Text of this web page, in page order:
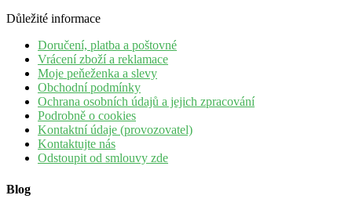
Důležité informace
Doručení, platba a poštovné
Vrácení zboží a reklamace
Moje peňeženka a slevy
Obchodní podmínky
Ochrana osobních údajů a jejich zpracování
Podrobně o cookies
Kontaktní údaje (provozovatel)
Kontaktujte nás
Odstoupit od smlouvy zde
Blog